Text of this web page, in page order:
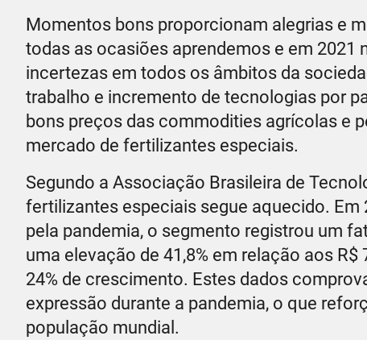
Momentos bons proporcionam alegrias e
todas as ocasiões aprendemos e em
incertezas em todos os âmbitos da
trabalho e incremento de tecnologias por
bons preços das commodities agrícolas e
mercado de fertilizantes especiais.
Segundo a Associação Brasileira de
fertilizantes especiais segue aquecido.
pela pandemia, o segmento registrou um
uma elevação de 41,8% em relação aos
24% de crescimento. Estes dados
expressão durante a pandemia, o que
população mundial.